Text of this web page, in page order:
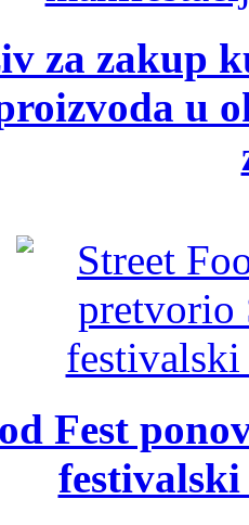
za zakup
u
Fest